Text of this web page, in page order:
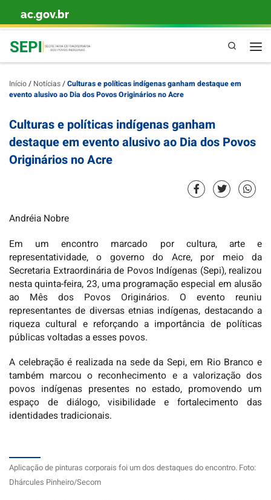
Skip to content
ac.gov.br
Pesquisa
Início/ Notícias/Culturas e políticas indígenas ganham destaque em
evento alusivo ao Dia dos Povos Originários no Acre
Culturas e políticas indígenas ganham
destaque em evento alusivo ao Dia dos Povos
Originários no Acre
Andréia Nobre
Em um encontro marcado por cultura, arte e
representatividade, o governo do Acre, por meio da
Secretaria Extraordinária de Povos Indígenas (Sepi), realizou
nesta quinta-feira, 23, uma programação especial em alusão
ao Mês dos Povos Originários. O evento reuniu
representantes de diversas etnias indígenas, destacando a
riqueza cultural e reforçando a importância de políticas
públicas voltadas a esses povos.
A celebração é realizada na sede da Sepi, em Rio Branco e
também marcou o reconhecimento e a valorização dos
povos indígenas presentes no estado, promovendo um
espaço de diálogo, visibilidade e fortalecimento das
identidades tradicionais.
Aplicação de pinturas corporais foi um dos destaques do encontro. Foto:
Dhárcules Pinheiro/Secom